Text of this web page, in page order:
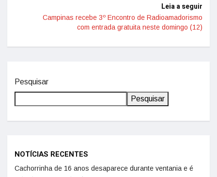
Leia a seguir
Campinas recebe 3º Encontro de Radioamadorismo
com entrada gratuita neste domingo (12)
Pesquisar
Pesquisar
NOTÍCIAS RECENTES
Cachorrinha de 16 anos desaparece durante ventania e é